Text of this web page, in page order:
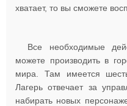
хватает, то вы сможете
Все необходимые
можете производить в
мира. Там имеется
Лагерь отвечает за
набирать новых